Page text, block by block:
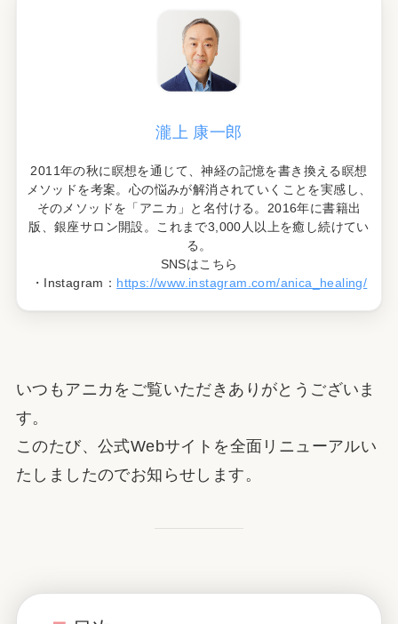
瀧上 康一郎
2011年の秋に瞑想を通じて、神経の記憶を書き換える瞑想
メソッドを考案。心の悩みが解消されていくことを実感し、
そのメソッドを「アニカ」と名付ける。2016年に書籍出
版、銀座サロン開設。これまで3,000人以上を癒し続けてい
る。
SNSはこちら
・Instagram： https://www.instagram.com/anica_healing/
いつもアニカをご覧いただきありがとうございま
す。
このたび、公式Webサイトを全面リニューアルい
たしましたのでお知らせします。